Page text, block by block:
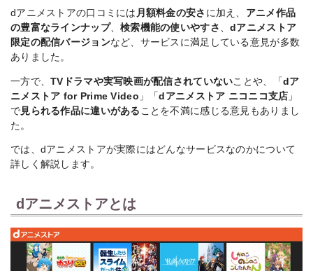
メ
き潰します～
8月
中・毎
週配信
国
ニ
メ
ヒロイン？聖女？い
（誇）！
週配信
国
ニ
メ
女 第3期
シーズン
8月
中・毎
内
ア
BLACK TORCH
忍者と物の怪を描く
国
dアニメストアの口コミには 月額料金の安さ に加え、 アニメ作品
の豊富なラインナップ、検索機能の使いやすさ 、dアニメストア
限定の配信バージョンなど、サービスに満足している意見が多数
ありました。
一方で、TVドラマや実写映画が配信されていないことや、「dア
ニメストア for Prime Video 」「dアニメストア ニコニコ支店 」
で 見られる作品に違いがある ことを不満に感じる意見もありまし
た。
では、dアニメストアが実際にはどんなサービスなのかについて
詳しく解説します。
dアニメストアとは